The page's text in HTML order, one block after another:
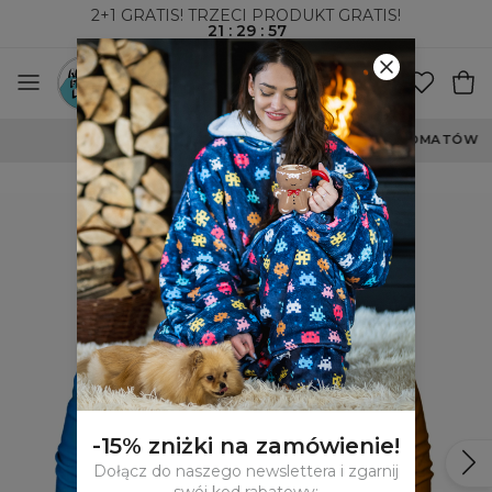
2+1 GRATIS! TRZECI PRODUKT GRATIS!
21 : 29: 57
WYSYŁKA ZA POBRANIEM I DO PACZKOMATÓW
-15% zniżki na zamówienie!
Dołącz do naszego newslettera i zgarnij